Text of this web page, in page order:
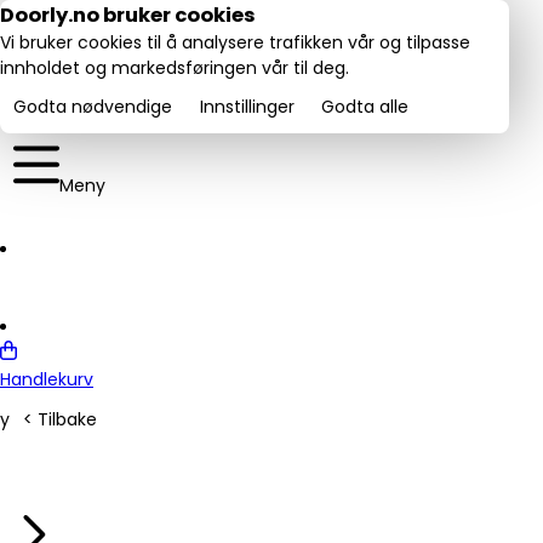
Utmerket:
4.6/5
Meny
Handlekurv
< Tilbake
Doorly.no bruker cookies
Vi bruker cookies til å analysere trafikken vår og tilpasse
innholdet og markedsføringen vår til deg.
Godta nødvendige
Innstillinger Godta alle